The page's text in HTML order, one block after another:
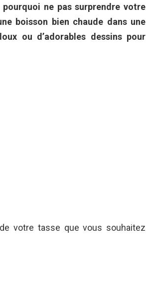
ne pas surprendre votre
boisson bien chaude dans une
ou d’adorables dessins pour
votre tasse que vous souhaitez